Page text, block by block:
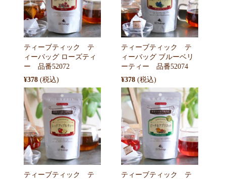
ティーブティック テ
ィーバッグ ローズティ
ー 品番52072
¥378
ティーブティック テ
ィーバッグ ブルーベリ
ーティー 品番52074
¥378
ティーブティック テ
ティーブティック テ